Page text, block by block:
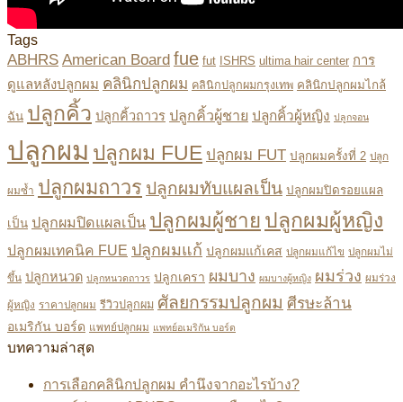
Tags
ABHRS American Board fue fut ISHRS ultima hair center การ
ดูแลหลังปลูกผม คลินิกปลูกผม คลินิกปลูกผมกรุงเทพ คลินิกปลูกผมไกล้
ฉัน ปลูกคิ้ว ปลูกคิ้วถาวร ปลูกคิ้วผู้ชาย ปลูกคิ้วผู้หญิง ปลูกจอน
ปลูกผม ปลูกผม FUE ปลูกผม FUT ปลูกผมครั้งที่ 2 ปลูก
ผมซ้ำ ปลูกผมถาวร ปลูกผมทับแผลเป็น ปลูกผมปิดรอยแผล
เป็น ปลูกผมปิดแผลเป็น ปลูกผมผู้ชาย ปลูกผมผู้หญิง
ปลูกผมเทคนิค FUE ปลูกผมแก้ ปลูกผมแก้เคส ปลูกผมแก้ไข ปลูกผมไม่
ขึ้น ปลูกหนวด ปลูกหนวดถาวร ปลูกเครา ผมบาง ผมบางผู้หญิง ผมร่วง ผมร่วง
ผู้หญิง ราคาปลูกผม รีวิวปลูกผม ศัลยกรรมปลูกผม ศีรษะล้าน
อเมริกัน บอร์ด แพทย์ปลูกผม แพทย์อเมริกัน บอร์ด
บทความล่าสุด
การเลือกคลินิกปลูกผม คำนึงจากอะไรบ้าง?